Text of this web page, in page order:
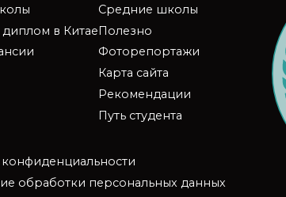
в Китае
Средние школы
Полезно
Фоторепортажи
Карта сайта
Рекомендации
Путь студента
обработки персональных данных